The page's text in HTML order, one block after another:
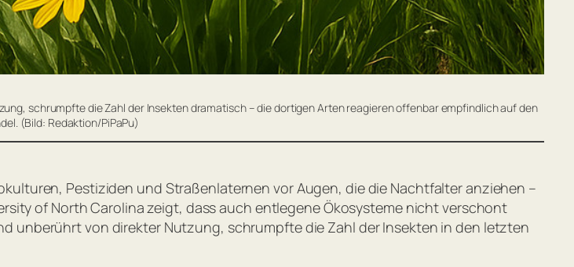
schrumpfte die Zahl der Insekten dramatisch – die dortigen Arten reagieren offenbar empfindlich auf den
(Bild: Redaktion/PiPaPu)
Pestiziden und Straßenlaternen vor Augen, die die Nachtfalter anziehen –
of North Carolina zeigt, dass auch entlegene Ökosysteme nicht verschont
unberührt von direkter Nutzung, schrumpfte die Zahl der Insekten in den letzten